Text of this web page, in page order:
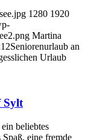
1280 1920
Martina
Seniorenurlaub an
Urlaub
Sylt
beliebtes
eine fremde